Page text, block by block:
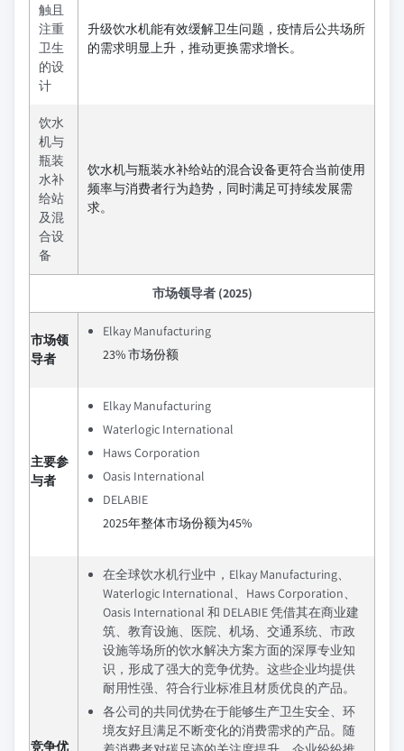
触且
注重
卫生
的设
计
升级饮水机能有效缓解卫生问题，疫情后公共场所
的需求明显上升，推动更换需求增长。
饮水
机与
瓶装
水补
给站
及混
合设
备
饮水机与瓶装水补给站的混合设备更符合当前使用
频率与消费者行为趋势，同时满足可持续发展需
求。
市场领导者 (2025)
市场领
导者
Elkay Manufacturing
23% 市场份额
主要参
与者
Elkay Manufacturing
Waterlogic International
Haws Corporation
Oasis International
DELABIE
2025年整体市场份额为45%
竞争优
在全球饮水机行业中，Elkay Manufacturing、
Waterlogic International、Haws Corporation、
Oasis International 和 DELABIE 凭借其在商业建
筑、教育设施、医院、机场、交通系统、市政
设施等场所的饮水解决方案方面的深厚专业知
识，形成了强大的竞争优势。这些企业均提供
耐用性强、符合行业标准且材质优良的产品。
各公司的共同优势在于能够生产卫生安全、环
境友好且满足不断变化的消费需求的产品。随